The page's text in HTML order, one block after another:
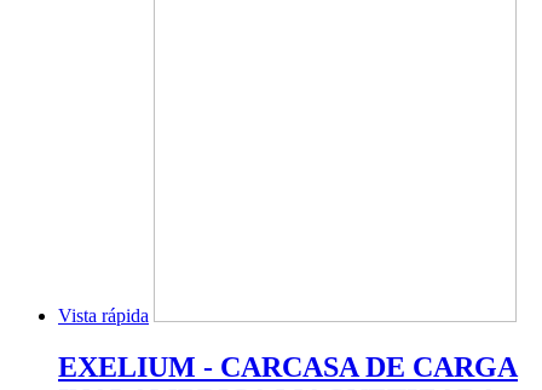
Vista rápida
EXELIUM - CARCASA DE CARGA